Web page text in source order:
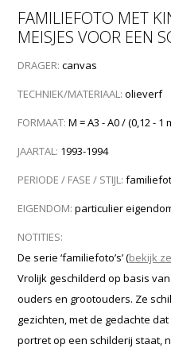
FAMILIEFOTO MET
MEISJES VOOR EEN
DRAGER: canvas
TECHNIEK/MATERIAAL: olieverf
FORMAAT: M = A3 - A0 / (0,12 - 1
JAARTAL: 1993-1994
PERIODE / FASE / STIJL:
EIGENDOM: particulier
NOTITIES:
De serie ‘familiefoto’s’ (bekijk
Vrolijk geschilderd op basis
ouders en grootouders. Ze
gezichten, met de gedachte
portret op een schilderij staat,